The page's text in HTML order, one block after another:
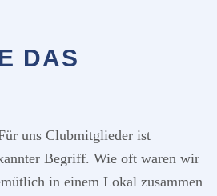
DAS
uns Clubmitglieder ist
Begriff. Wie oft waren wir
in einem Lokal zusammen